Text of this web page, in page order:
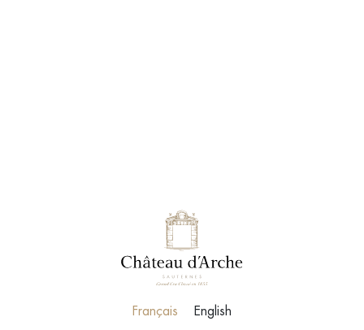
« A » Château d’Arche Blanc
Bordeaux Blanc Sec
Français English